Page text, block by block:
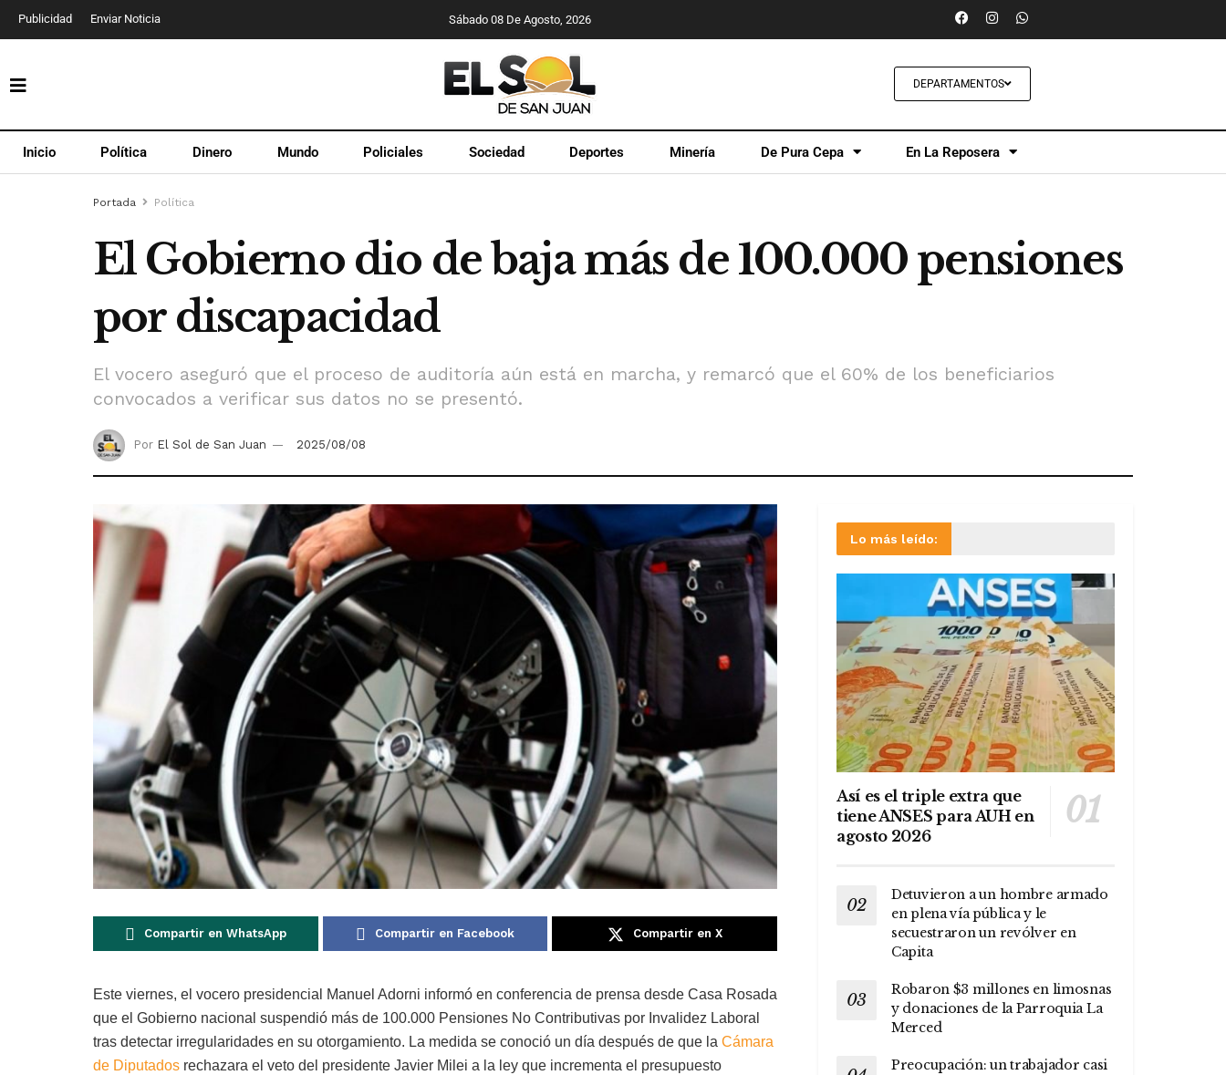
Publicidad Enviar Noticia Sábado 08 De Agosto, 2026
DEPARTAMENTOS
Inicio Política Dinero Mundo Policiales Sociedad Deportes Minería De Pura Cepa En La Reposera
Portada Política
El Gobierno dio de baja más de 100.000 pensiones
por discapacidad
El vocero aseguró que el proceso de auditoría aún está en marcha, y remarcó que el 60% de los beneficiarios
convocados a verificar sus datos no se presentó.
Por El Sol de San Juan 2025/08/08
Compartir en WhatsApp Compartir en Facebook Compartir en X
Este viernes, el vocero presidencial Manuel Adorni informó en conferencia de prensa desde Casa Rosada
que el Gobierno nacional suspendió más de 100.000 Pensiones No Contributivas por Invalidez Laboral
tras detectar irregularidades en su otorgamiento. La medida se conoció un día después de que la Cámara
de Diputados rechazara el veto del presidente Javier Milei a la ley que incrementa el presupuesto
Lo más leído:
Así es el triple extra que
tiene ANSES para AUH en
agosto 2026
Detuvieron a un hombre armado
en plena vía pública y le
secuestraron un revólver en
Capita
Robaron $3 millones en limosnas
y donaciones de la Parroquia La
Merced
Preocupación: un trabajador casi